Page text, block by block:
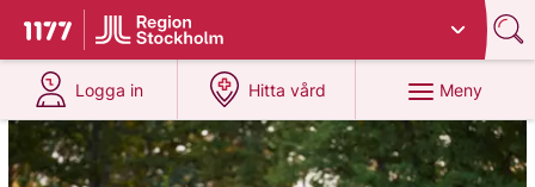
Till startsidan för 1177
Du har valt region
Logga in
på 1177.se
Hitta vård
på 1177.se
Meny
1177